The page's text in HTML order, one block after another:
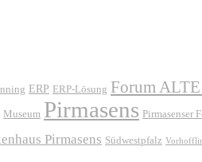
ERP ERP-Lösung Forum
Museum Pirmasens Pirmasenser
Pirmasens Südwestpfalz